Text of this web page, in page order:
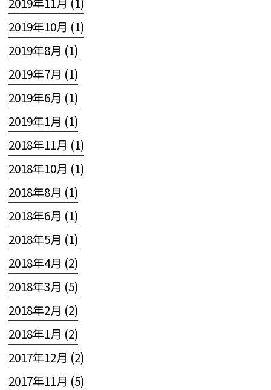
2019年10月 (1)
2019年8月 (1)
2019年7月 (1)
2019年6月 (1)
2019年1月 (1)
2018年11月 (1)
2018年10月 (1)
2018年8月 (1)
2018年6月 (1)
2018年5月 (1)
2018年4月 (2)
2018年3月 (5)
2018年2月 (2)
2018年1月 (2)
2017年12月 (2)
2017年11月 (5)